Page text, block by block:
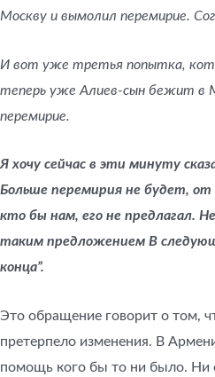
Москву и вымолил перемирие.
И вот уже третья попытка,
теперь уже Алиев-сын бежит в
перемирие.
Я хочу сейчас в эти минуту
Больше перемирия не будет, от
кто бы нам, его не предлагал.
таким предложением В
конца”.
Это обращение говорит о том,
претерпело изменения. В
помощь кого бы то ни было. Ни